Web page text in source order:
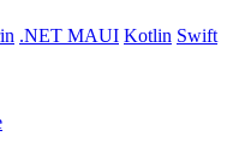
.NET MAUI Kotlin Swift